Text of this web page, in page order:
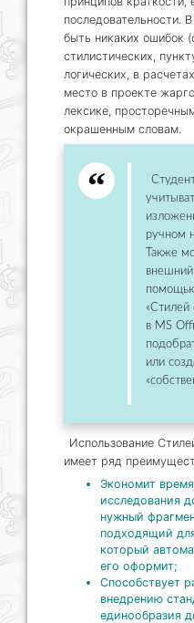
последовательности.
быть никаких ошибок
стилистических,
логических, в
место в проекте
лексике,
окрашенным словам.
ручном
Также
«Стилей
в MS
или
Использование
имеет ряд
Экономит
исследования
нужный
подходящий
который
его оформит;
Способствует
внедрению
единообразия